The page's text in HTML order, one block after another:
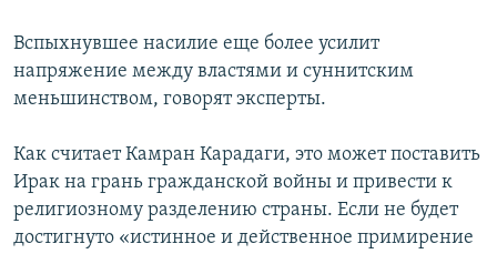
Вспыхнувшее насилие еще более усилит
напряжение между властями и суннитским
меньшинством, говорят эксперты.
Как считает Камран Карадаги, это может поставить
Ирак на грань гражданской войны и привести к
религиозному разделению страны. Если не будет
достигнуто «истинное и действенное примирение